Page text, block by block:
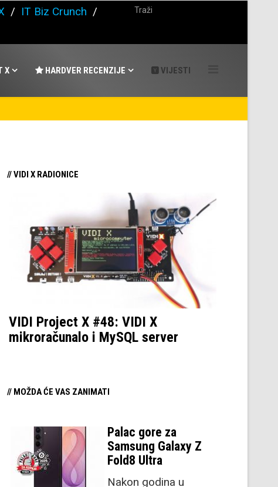
/ IT Biz Crunch /
X HARDVER RECENZIJE VIJESTI
// VIDI X RADIONICE
VIDI Project X #48: VIDI X
mikroračunalo i MySQL server
// MOŽDA ĆE VAS ZANIMATI
Palac gore za
Samsung Galaxy Z
Fold8 Ultra
Nakon godina u